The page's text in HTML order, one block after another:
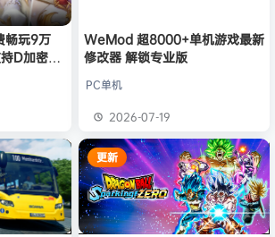
加入本站
**** 加入本站 3小时前
加入本站
6小时前
64 点积分
12小时前
畅玩9万
D加密以
WeMod 超8000+单机游戏最新
修改器 解锁专业版
PC单机
2026-07-19
更新